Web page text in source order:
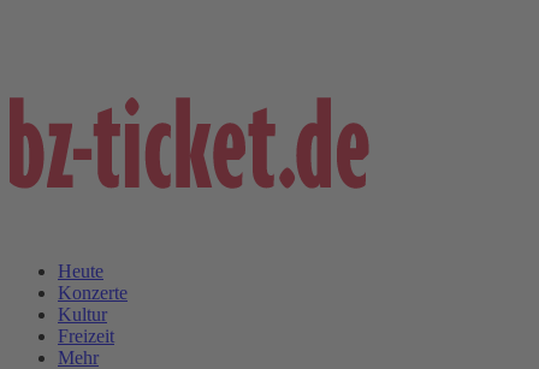
Heute
Konzerte
Kultur
Freizeit
Mehr